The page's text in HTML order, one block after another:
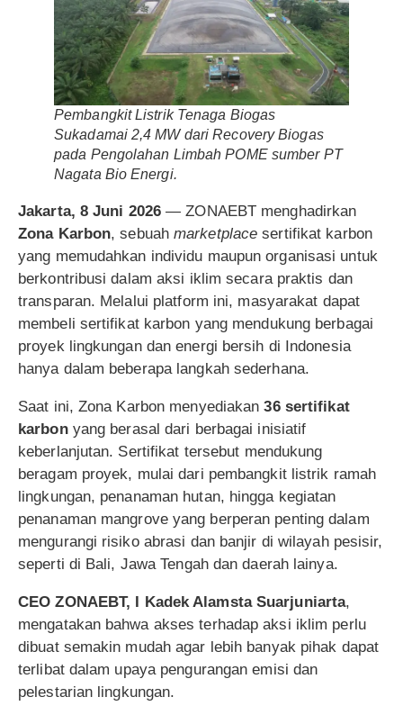
Pembangkit Listrik Tenaga Biogas
Sukadamai 2,4 MW dari Recovery Biogas
pada Pengolahan Limbah POME sumber PT
Nagata Bio Energi.
Jakarta, 8 Juni 2026 — ZONAEBT menghadirkan
Zona Karbon, sebuahmarketplace sertifikat karbon
yang memudahkan individu maupun organisasi untuk
berkontribusi dalam aksi iklim secara praktis dan
transparan. Melalui platform ini, masyarakat dapat
membeli sertifikat karbon yang mendukung berbagai
proyek lingkungan dan energi bersih di Indonesia
hanya dalam beberapa langkah sederhana.
Saat ini, Zona Karbon menyediakan36 sertifikat
karbonyang berasal dari berbagai inisiatif
keberlanjutan. Sertifikat tersebut mendukung
beragam proyek, mulai dari pembangkit listrik ramah
lingkungan, penanaman hutan, hingga kegiatan
penanaman mangrove yang berperan penting dalam
mengurangi risiko abrasi dan banjir di wilayah pesisir,
seperti di Bali, Jawa Tengah dan daerah lainya.
CEO ZONAEBT, I Kadek Alamsta Suarjuniarta,
mengatakan bahwa akses terhadap aksi iklim perlu
dibuat semakin mudah agar lebih banyak pihak dapat
terlibat dalam upaya pengurangan emisi dan
pelestarian lingkungan.